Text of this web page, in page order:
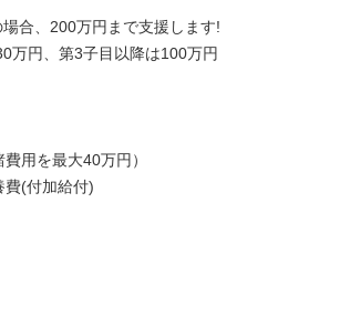
合、200万円まで支援します!
万円、第3子目以降は100万円
用を最大40万円）
費(付加給付)